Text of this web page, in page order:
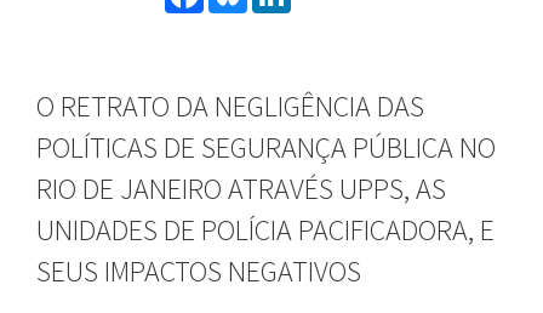
O RETRATO DA NEGLIGÊNCIA DAS
POLÍTICAS DE SEGURANÇA PÚBLICA NO
RIO DE JANEIRO ATRAVÉS UPPS, AS
UNIDADES DE POLÍCIA PACIFICADORA, E
SEUS IMPACTOS NEGATIVOS